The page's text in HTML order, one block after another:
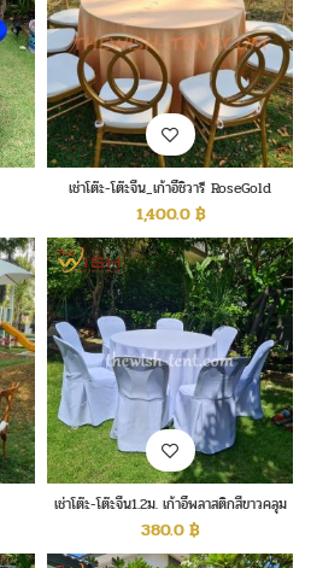
เช่าโต๊ะ-โต๊ะจีน_เก้าอี้ชิวารี RoseGold
1,400.0฿
เช่าโต๊ะ-โต๊ะจีน1.2ม. เก้าอี้พลาสติกสีขาวคลุม
ผ้า
380.0฿